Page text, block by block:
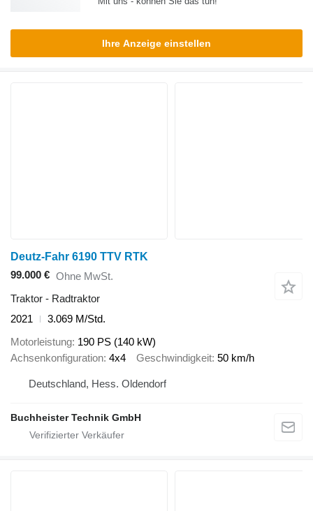
Ihre Anzeige einstellen
Deutz-Fahr 6190 TTV RTK
99.000 € Ohne MwSt.
Traktor - Radtraktor
2021
3.069 M/Std.
Motorleistung 190 PS (140 kW)
Achsenkonfiguration 4x4 Geschwindigkeit 50 km/h
Deutschland, Hess. Oldendorf
Buchheister Technik GmbH